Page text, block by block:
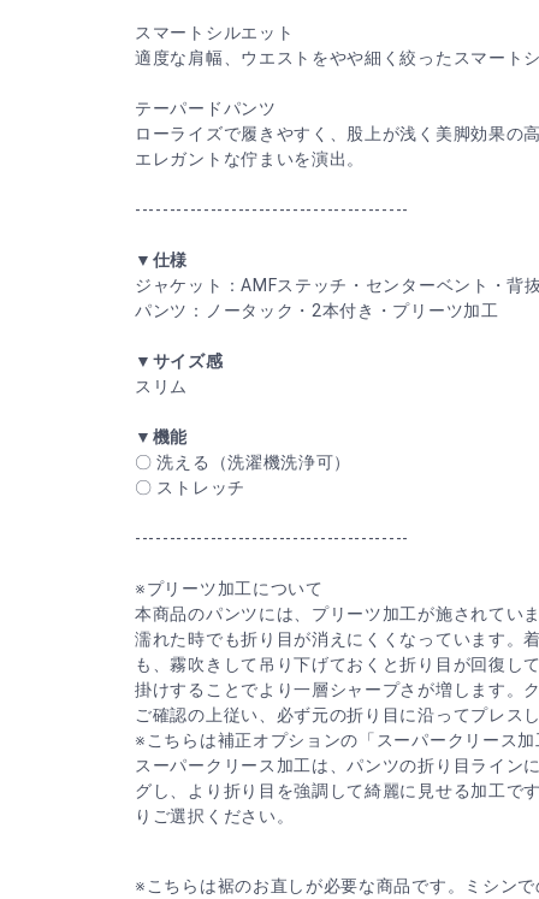
スマートシルエット
適度な肩幅、ウエストをやや細く絞ったスマート
テーパードパンツ
ローライズで履きやすく、股上が浅く美脚効果の
エレガントな佇まいを演出。
----------------------------------------
▼仕様
ジャケット：AMFステッチ・センターベント・背
パンツ：ノータック・2本付き・プリーツ加工
▼サイズ感
スリム
▼機能
〇 洗える（洗濯機洗浄可）
〇 ストレッチ
----------------------------------------
※プリーツ加工について
本商品のパンツには、プリーツ加工が施されてい
濡れた時でも折り目が消えにくくなっています。
も、霧吹きして吊り下げておくと折り目が回復し
掛けすることでより一層シャープさが増します。
ご確認の上従い、必ず元の折り目に沿ってプレス
※こちらは補正オプションの「スーパークリース
スーパークリース加工は、パンツの折り目ライン
グし、より折り目を強調して綺麗に見せる加工で
りご選択ください。
※こちらは裾のお直しが必要な商品です。ミシン